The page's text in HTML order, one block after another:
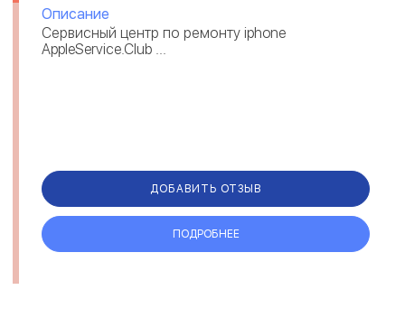
Описание
Сервисный центр по ремонту iphone
AppleService.Club ...
ДОБАВИТЬ ОТЗЫВ
ПОДРОБНЕЕ